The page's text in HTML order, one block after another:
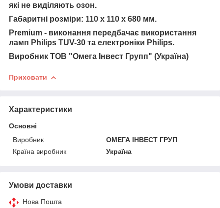
які не виділяють озон.
Габаритні розміри: 110 х 110 х 680 мм.
Premium - виконання передбачає використання
ламп Philips TUV-30 та електроніки Philips.
Виробник ТОВ "Омега Інвест Групп" (Україна)
Приховати
Характеристики
Основні
Виробник
ОМЕГА ІНВЕСТ ГРУП
Країна виробник
Україна
Умови доставки
Нова Пошта